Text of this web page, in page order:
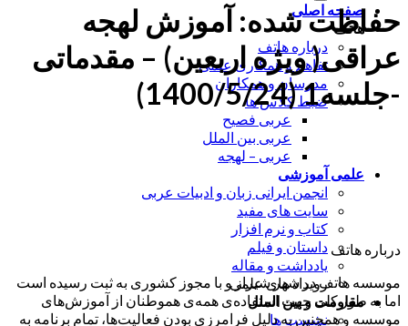
صفحه اصلی
هاتف
درباره هاتف
تفاهم و همکاری علمی
مدرسان و همکاران
ضبط کلاس ها
عربی فصیح
عربی بین الملل
عربی – لهجه
علمی آموزشی
انجمن ایرانی زبان و ادبیات عربی
سایت های مفید
کتاب و نرم افزار
داستان و فیلم
یادداشت و مقاله
رویداد های علمی
مقاومت و بین الملل
نشست ها
حفاظت شده: آموزش لهجه
عراقی( ویژه اربعین) – مقدماتی
-جلسه1 (1400/5/24)
درباره هاتف
موسسه هاتف در شهر شیراز و با مجوز کشوری به ثبت رسیده است
اما به طور کلی جهت استفاده‌ی همه‌ی هموطنان از آموزش‌های
موسسه و همچنین به دلیل فرامرزی بودن فعالیت‌ها، تمام برنامه به